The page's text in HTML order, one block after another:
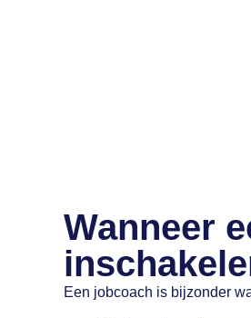
Wanneer
Een jobcoach is bijzonder